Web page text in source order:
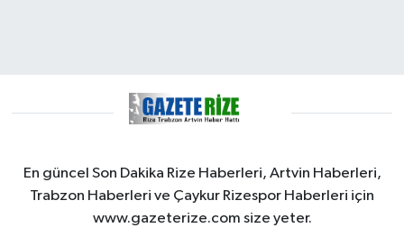
En güncel Son Dakika Rize Haberleri, Artvin Haberleri,
Trabzon Haberleri ve Çaykur Rizespor Haberleri için
www.gazeterize.com size yeter.